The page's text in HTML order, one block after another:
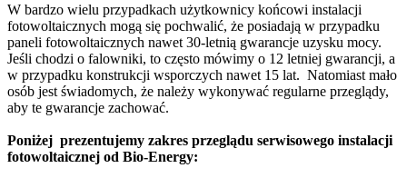
W bardzo wielu przypadkach użytkownicy końcowi instalacji
fotowoltaicznych mogą się pochwalić, że posiadają w przypadku
paneli fotowoltaicznych nawet 30-letnią gwarancje uzysku mocy.
Jeśli chodzi o falowniki, to często mówimy o 12 letniej gwarancji, a
w przypadku konstrukcji wsporczych nawet 15 lat. Natomiast mało
osób jest świadomych, że należy wykonywać regularne przeglądy,
aby te gwarancje zachować.
Poniżej prezentujemy zakres przeglądu serwisowego instalacji
fotowoltaicznej od Bio-Energy: